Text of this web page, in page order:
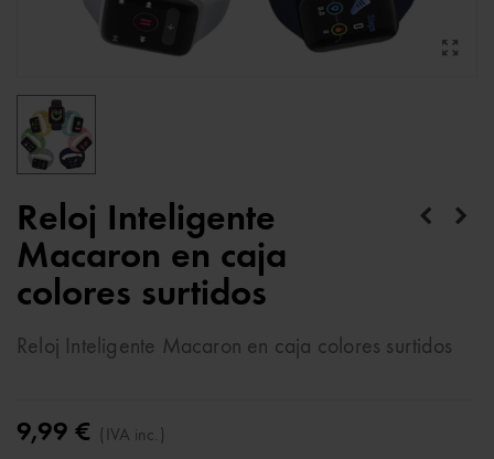
Reloj Inteligente
Macaron en caja
colores surtidos
Reloj Inteligente Macaron en caja colores surtidos
9,99 € (IVA inc.)